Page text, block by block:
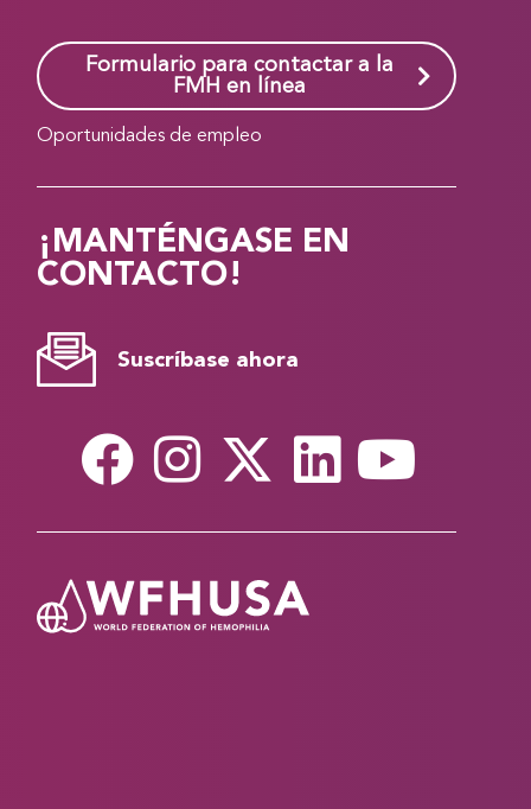
Formulario para contactar a la
FMH en línea
Oportunidades de empleo
¡MANTÉNGASE EN
CONTACTO!
Suscríbase ahora